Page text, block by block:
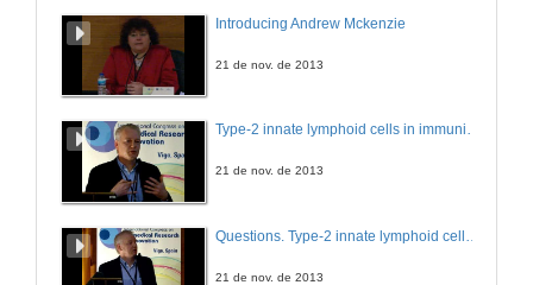
Introducing Andrew Mckenzie
21 de nov. de 2013
Type-2 innate lymphoid cells in immunity and disease
21 de nov. de 2013
21 de nov. de 2013